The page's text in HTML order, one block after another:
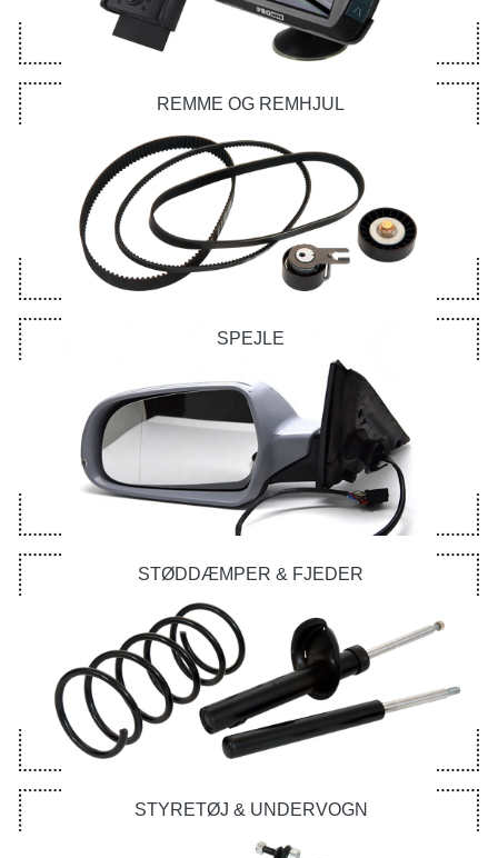
REMME OG REMHJUL
SPEJLE
STØDDÆMPER & FJEDER
STYRETØJ & UNDERVOGN